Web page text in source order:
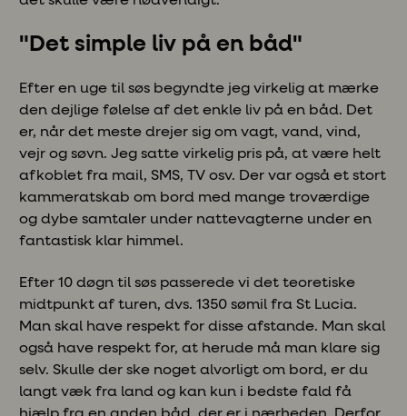
"Det simple liv på en båd"
Efter en uge til søs begyndte jeg virkelig at mærke
den dejlige følelse af det enkle liv på en båd. Det
er, når det meste drejer sig om vagt, vand, vind,
vejr og søvn. Jeg satte virkelig pris på, at være helt
afkoblet fra mail, SMS, TV osv. Der var også et stort
kammeratskab om bord med mange troværdige
og dybe samtaler under nattevagterne under en
fantastisk klar himmel.
Efter 10 døgn til søs passerede vi det teoretiske
midtpunkt af turen, dvs. 1350 sømil fra St Lucia.
Man skal have respekt for disse afstande. Man skal
også have respekt for, at herude må man klare sig
selv. Skulle der ske noget alvorligt om bord, er du
langt væk fra land og kan kun i bedste fald få